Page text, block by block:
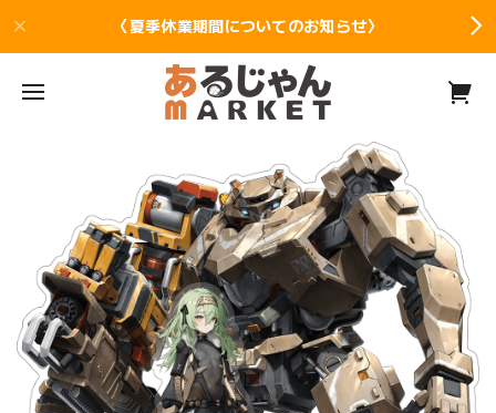
〈夏季休業期間についてのお知らせ〉